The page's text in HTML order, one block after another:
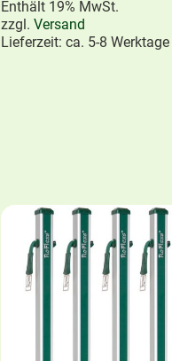
Enthält 19% MwSt.
zzgl. Versand
Lieferzeit: ca. 5-8 Werktage